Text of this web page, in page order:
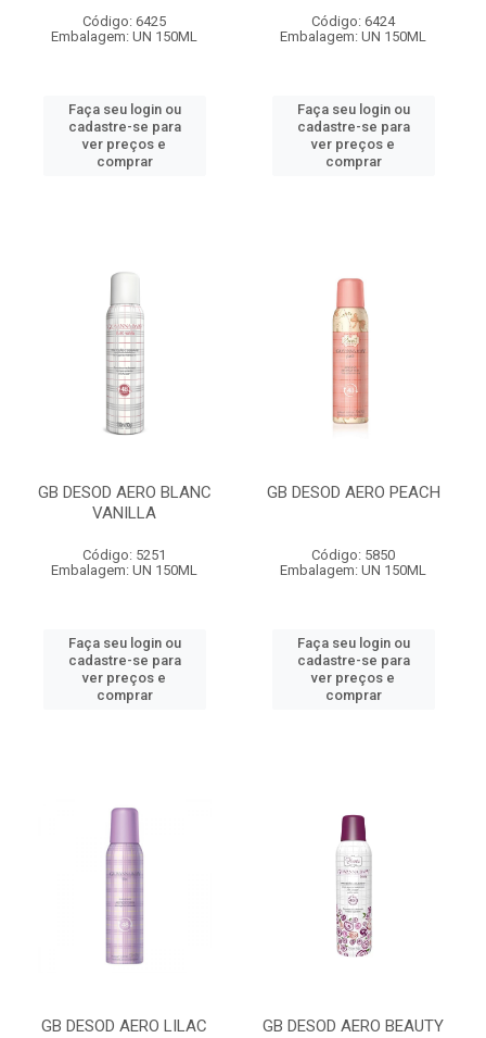
Código: 6425
Embalagem: UN 150ML
Faça seu login ou
cadastre-se para
ver preços e
comprar
Código: 6424
Embalagem: UN 150ML
Faça seu login ou
cadastre-se para
ver preços e
comprar
GB DESOD AERO BLANC
VANILLA
Código: 5251
Embalagem: UN 150ML
Faça seu login ou
cadastre-se para
ver preços e
comprar
GB DESOD AERO PEACH
Código: 5850
Embalagem: UN 150ML
Faça seu login ou
cadastre-se para
ver preços e
comprar
GB DESOD AERO LILAC GB DESOD AERO BEAUTY